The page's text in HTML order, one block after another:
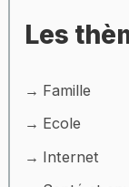
Les
Famille
Ecole
Internet